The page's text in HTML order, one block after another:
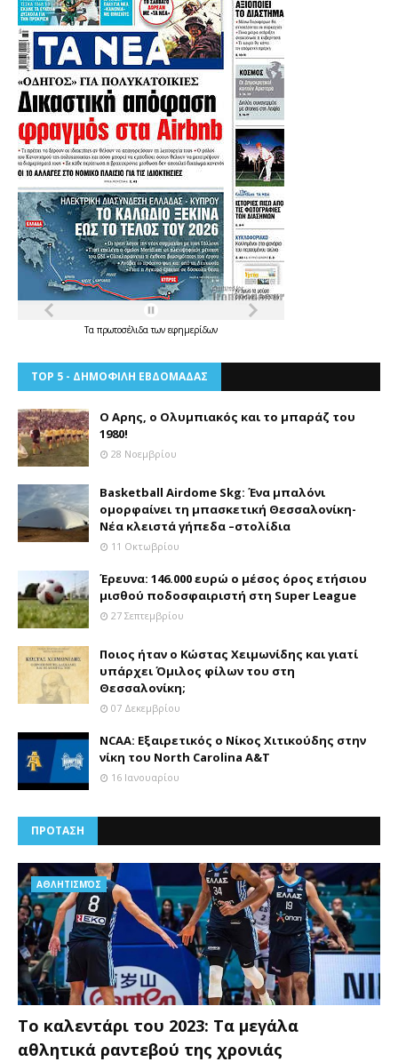
Τα πρωτοσέλιδατων εφημερίδων
TOP 5 - ΔΗΜΟΦΙΛΗ ΕΒΔΟΜΑΔΑΣ
Ο Αρης, ο Ολυμπιακός και το μπαράζ του
1980!
28 Νοεμβρίου
Basketball Airdome Skg: Ένα μπαλόνι
ομορφαίνει τη μπασκετική Θεσσαλονίκη-
Νέα κλειστά γήπεδα –στολίδια
11 Οκτωβρίου
Έρευνα: 146.000 ευρώ ο μέσος όρος ετήσιου
μισθού ποδοσφαιριστή στη Super League
27 Σεπτεμβρίου
Ποιος ήταν ο Κώστας Χειμωνίδης και γιατί
υπάρχει Όμιλος φίλων του στη
Θεσσαλονίκη;
07 Δεκεμβρίου
NCAA: Εξαιρετικός ο Νίκος Χιτικούδης στην
νίκη του North Carolina A&Τ
16 Ιανουαρίου
ΠΡΟΤΑΣΗ
AΘΛΗΤΙΣΜΌΣ
Το καλεντάρι του 2023: Τα μεγάλα
αθλητικά ραντεβού της χρονιάς